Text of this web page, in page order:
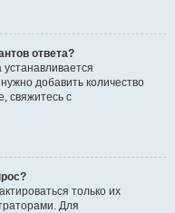
ответа?
добавить количество
свяжитесь с
только их
Для